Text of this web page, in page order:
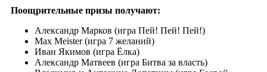
Поощрительные призы получают:
Александр Марков (игра Пей! Пей! Пей!)
Max Meister (игра 7 желаний)
Иван Якимов (игра Ёлка)
Александр Матвеев (игра Битва за власть)